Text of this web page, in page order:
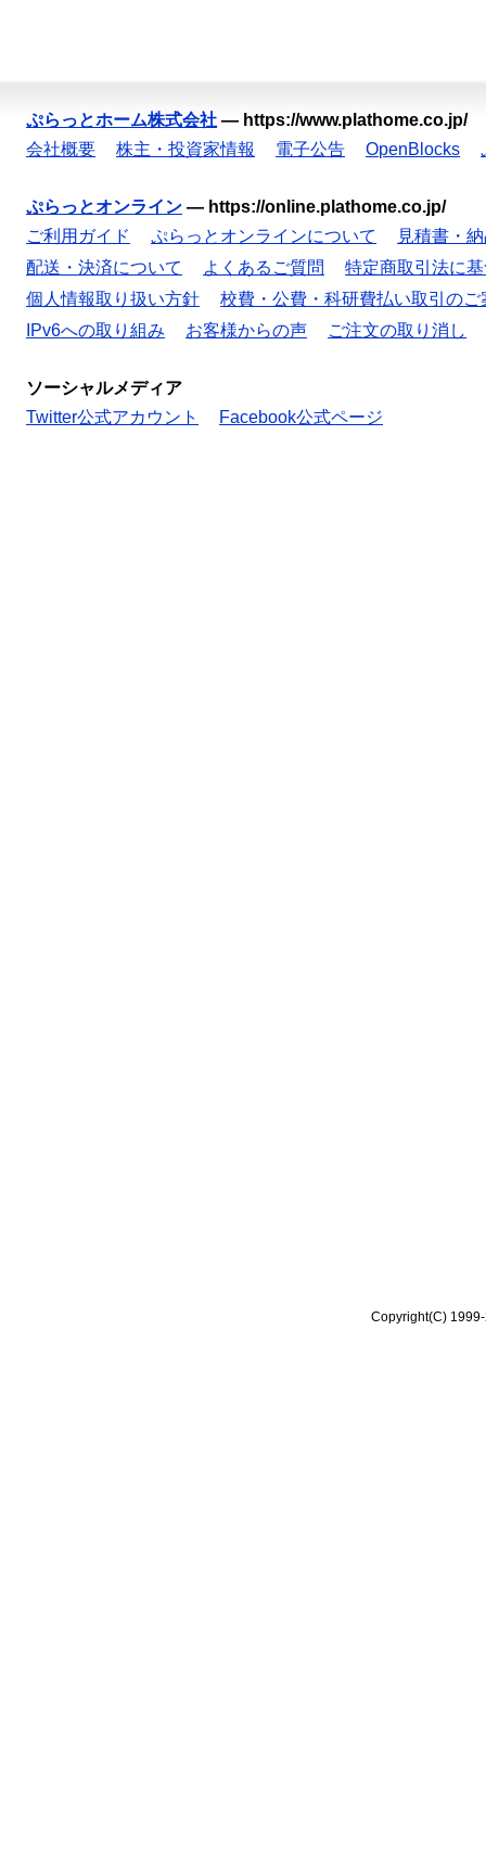
ぷらっとホーム株式会社 — https://www.plathome.co.jp/
会社概要
株主・投資家情報 電子公告 OpenBlocks
ぷらっとオンライン — https://online.plathome.co.jp/
ご利用ガイド
ぷらっとオンラインについて
見積書・
配送・決済について
よくあるご質問
特定商取引法に
個人情報取り扱い方針
校費・公費・科研費払い取引のご
IPv6への取り組み
お客様からの声 ご注文の取り消し
ソーシャルメディア
Twitter公式アカウント
Facebook公式ページ
Copyright(C)